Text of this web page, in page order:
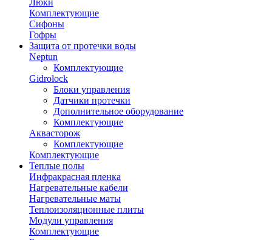
Люки
Комплектующие
Сифоны
Гофры
Защита от протечки воды
Neptun
Комплектующие
Gidrolock
Блоки управления
Датчики протечки
Дополнительное оборудование
Комплектующие
Аквасторож
Комплектующие
Комплектующие
Теплые полы
Инфракрасная пленка
Нагревательные кабели
Нагревательные маты
Теплоизоляционные плиты
Модули управления
Комплектующие